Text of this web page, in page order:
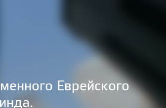
Еврейского